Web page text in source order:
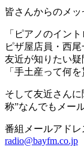
皆さんからのメッ
「ピアノのイン
ピザ屋店員・西
友近が知りたい疑
「手土産って何
そして友近さん
称”なんでもメー
番組メールアドレ
radio@bayfm.co.jp